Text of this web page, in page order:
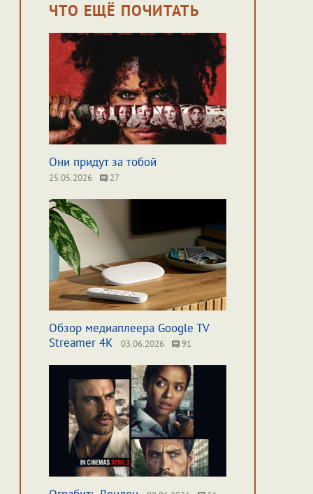
ЧТО ЕЩЁ ПОЧИТАТЬ
Они придут за тобой
25.05.2026 27
Обзор медиаплеера Google TV
Streamer 4K
03.06.2026 91